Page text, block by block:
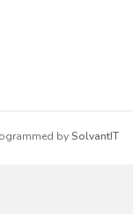
bySolvantIT